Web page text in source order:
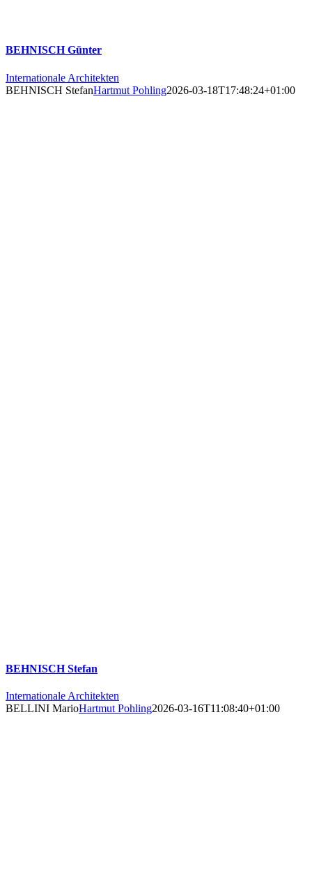
BEHNISCH Günter
Internationale Architekten
BEHNISCH StefanHartmut Pohling2026-03-18T17:48:24+01:00
BEHNISCH Stefan
Internationale Architekten
BELLINI MarioHartmut Pohling2026-03-16T11:08:40+01:00